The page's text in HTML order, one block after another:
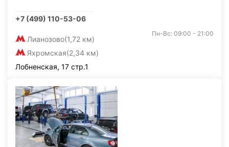
+7 (499) 110-53-06
Лианозово(1,72 км)
Яхромская(2,34 км)
Пн-Вс: 09:00 - 21:00
Лобненская, 17 стр.1